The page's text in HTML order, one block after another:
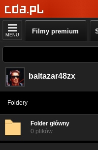
MENU Filmy premium
baltazar48zx
Foldery
Folder główny
0 plików